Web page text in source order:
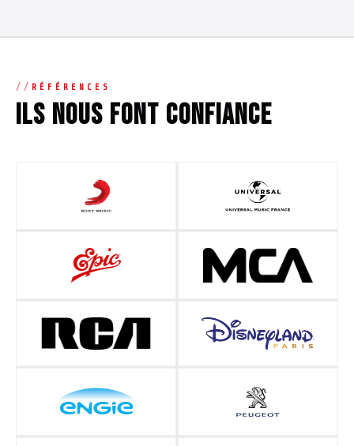
RÉFÉRENCES
Ils nous font confiance